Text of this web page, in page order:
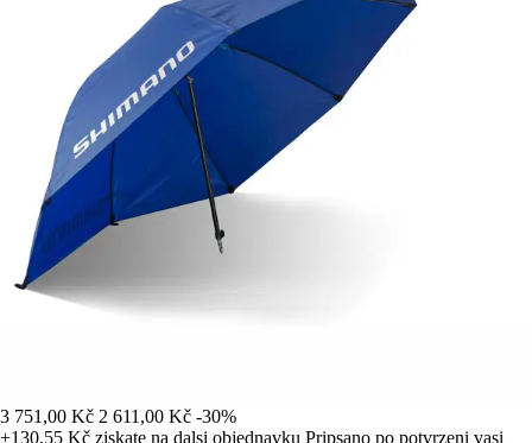
3 751,00 Kč 2 611,00 Kč -30%
+130,55 Kč ziskate na dalsi objednavku Pripsano po potvrzeni vasi